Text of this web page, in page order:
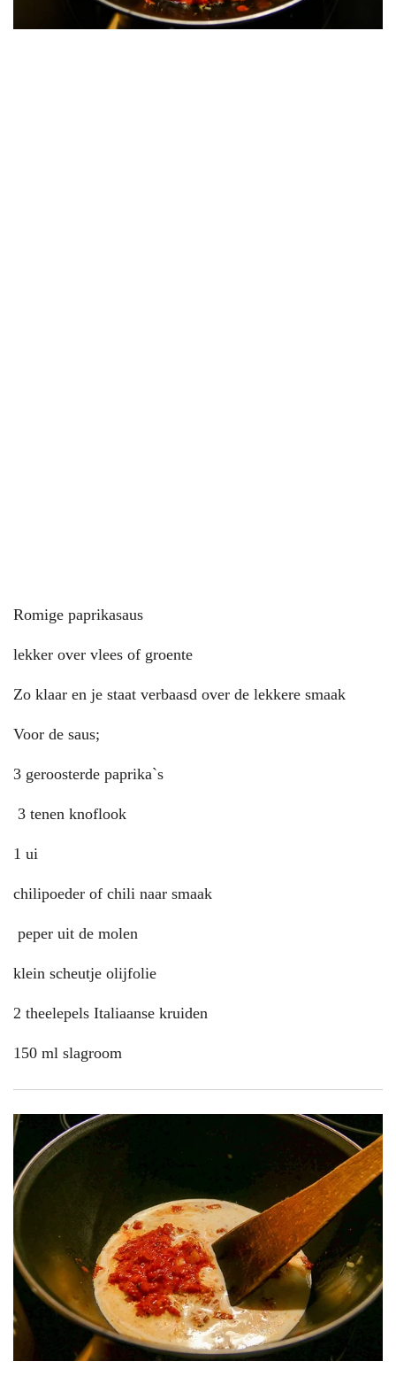
Romige paprikasaus
lekker over vlees of groente
Zo klaar en je staat verbaasd over de lekkere smaak
Voor de saus;
3 geroosterde paprika`s
3 tenen knoflook
1 ui
chilipoeder of chili naar smaak
peper uit de molen
klein scheutje olijfolie
2 theelepels Italiaanse kruiden
150 ml slagroom